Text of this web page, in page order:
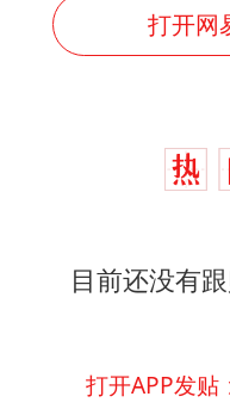
打开网
目前还没有
打开APP发贴